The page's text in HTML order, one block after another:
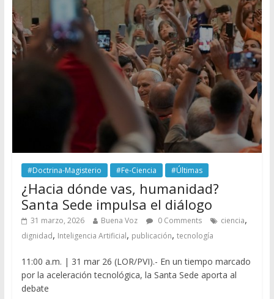
#Doctrina-Magisterio #Fe-Ciencia #Últimas
¿Hacia dónde vas, humanidad?
Santa Sede impulsa el diálogo
31 marzo, 2026 Buena Voz 0 Comments ciencia,
dignidad, Inteligencia Artificial, publicación, tecnología
11:00 a.m. | 31 mar 26 (LOR/PVI).- En un tiempo marcado
por la aceleración tecnológica, la Santa Sede aporta al
debate